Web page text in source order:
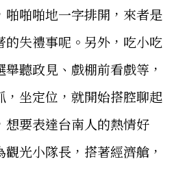
啪啪啪地一字排開，來者是
的失禮事呢。另外，吃小吃
聽政見、戲棚前看戲等，
，坐定位，就開始搭腔聊起
想要表達台南人的熱情好
光小隊長，搭著經濟艙，